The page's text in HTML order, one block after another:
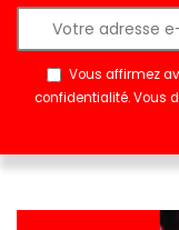
Vous affirmez
confidentialité. Vous